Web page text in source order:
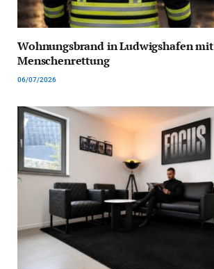
Wohnungsbrand in Ludwigshafen mit
Menschenrettung
06/07/2026